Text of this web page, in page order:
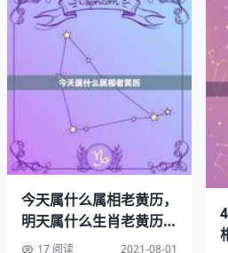
戴象牙饰品有什么讲究象牙和玉
本人属牛，是不是可以佩戴猛犸
么讲究。
不可以佩带的，那是的行为！像
的。印祖早就谴责过世间的这种
绝！你真正信的话，就把恭敬的
的。在的大殿前恭敬的上香礼拜
了千万倍！世间人，佩带去厕所
带着！不可以佩带的。
今天属什么属相老黄历，
明天属什么生肖老黄历
2023.2.24属什么？
17 阅读 2021-08-01